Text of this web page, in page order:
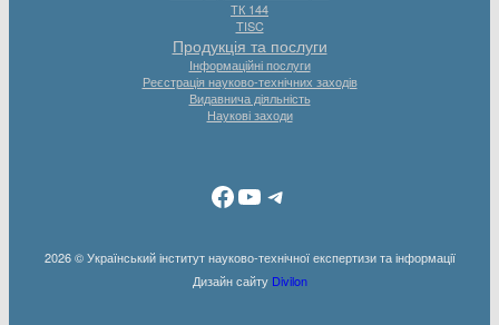
ТК 144
TISC
Продукція та послуги
Інформаційні послуги
Реєстрація науково-технічних заходів
Видавнича діяльність
Наукові заходи
Facebook YouTube Telegram
2026 © Український інститут науково-технічної експертизи та інформації
Дизайн сайту Divilon